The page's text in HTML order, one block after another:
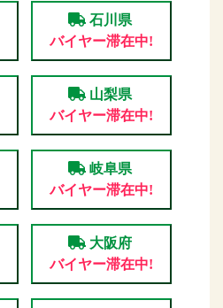
石川県
バイヤー滞在中!
山梨県
バイヤー滞在中!
岐阜県
バイヤー滞在中!
大阪府
バイヤー滞在中!